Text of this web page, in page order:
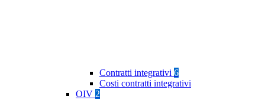
Contratti integrativi 6
Costi contratti integrativi
OIV 2